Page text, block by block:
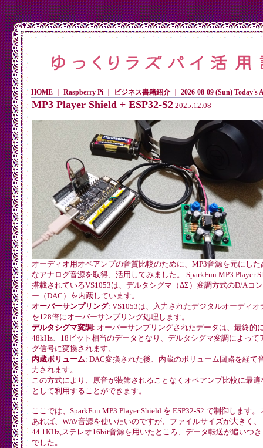
HOME｜ Raspberry Pi｜ ビジネス書籍紹介｜ 2026-08-09 (Sun) Today's
MP3 Player Shield + ESP32-S2 2025.12.08
オーディオ用オペアンプの音質比較のために、MP3音源を元にした
なアナログ音源を取得、活用してみました。 SparkFun MP3 Player
搭載されているVS1053は、デルタシグマ（ΔΣ）変調方式のD/Aコ
ー（DAC）を内蔵しています。
オーバーサンプリング: VS1053は、入力されたデジタルオーディオ
を128倍にオーバーサンプリング処理します。
デルタシグマ変調: オーバーサンプリングされたデータは、最終的
48kHz、18ビット相当のデータとなり、デルタシグマ変調によって
グ信号に変換されます。
内蔵ボリューム: DAC変換された後、内蔵のボリューム回路を経て
力されます。
この方式により、原音が装飾されることなくオペアンプ比較に最適
として利用することができます。
ここでは、SparkFun MP3 Player Shield を ESP32-S2 で制御します。
あれば、WAV音源を使いたいのですが、ファイルサイズが大きく、
44.1KHz,ステレオ16bit音源を用いたところ、データ転送が追いつ
でした。